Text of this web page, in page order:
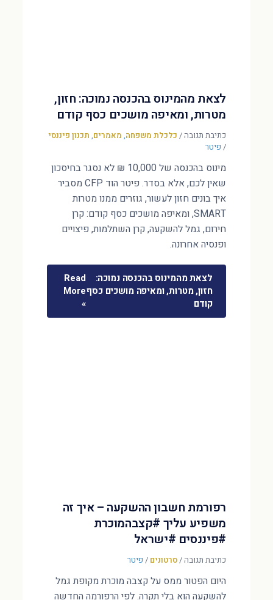
לצאת מהמינוס בהכנסה נמוכה: חזון,
מטרות, ומאיפה מושכים כסף קודם
כתיבת תגובה/ כלכלת משפחה, מאמרים, תכנון פיננסי
/ פיטר
מינוס בהכנסה של 10,000 ₪ לא נסגר בחיסכון
שאין לכם, אלא בסדר. פיטר הוד CFP מסביר
איך בונים חזון לעשור, גוזרים ממנו מטרות
SMART, ומאיפה מושכים כסף קודם: קרן
חירום, גמל להשקעה, קרן השתלמות, פיצויים
ופנסיה אחרונה.
לצאת מהמינוס בהכנסה נמוכה:
חזון, מטרות, ומאיפה מושכים כסף
קודם
Read
More
»
רפורמת חשבון ההשקעה – איך זה
משפיע עליך #קצבהמוכרת
#פיננסים #ישראל
כתיבת תגובה/סרטונים / פיטר
היום הפטור ממס על קצבה מוכרת מקופת גמל
להשקעה הוא בלי תקרה. לפי הרפורמה החדשה